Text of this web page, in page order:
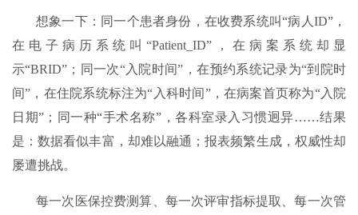
想象一下：同一个患者身份，在收费系统叫“病人ID”，
在电子病历系统叫“Patient_ID”，在病案系统却显
示“BRID”；同一次“入院时间”，在预约系统记录为“到院时
间”，在住院系统标注为“入科时间”，在病案首页称为“入院
日期”；同一种“手术名称”，各科室录入习惯迥异……结果
是：数据看似丰富，却难以融通；报表频繁生成，权威性却
屡遭挑战。
每一次医保控费测算、每一次评审指标提取、每一次管